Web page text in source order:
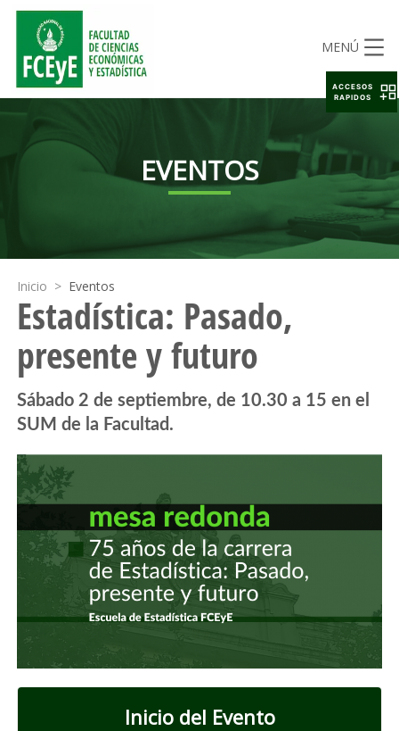
MENÚ
EVENTOS
Inicio > Eventos
Estadística: Pasado,
presente y futuro
Sábado 2 de septiembre, de 10.30 a 15 en el
SUM de la Facultad.
Inicio del Evento
ACCESOS
RAPIDOS